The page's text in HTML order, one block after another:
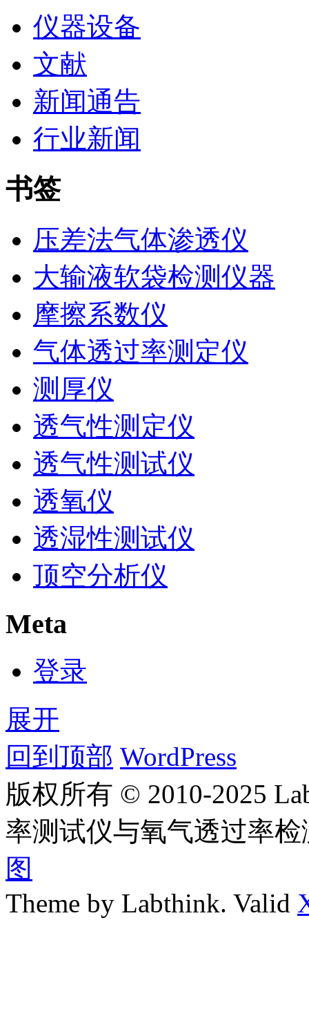
仪器设备
文献
新闻通告
行业新闻
书签
压差法气体渗透仪
大输液软袋检测仪器
摩擦系数仪
气体透过率测定仪
测厚仪
透气性测定仪
透气性测试仪
透氧仪
透湿性测试仪
顶空分析仪
Meta
登录
展开
回到顶部 WordPress
版权所有 © 2010-2025
率测试仪与氧气透过率
图
Theme by Labthink. Valid